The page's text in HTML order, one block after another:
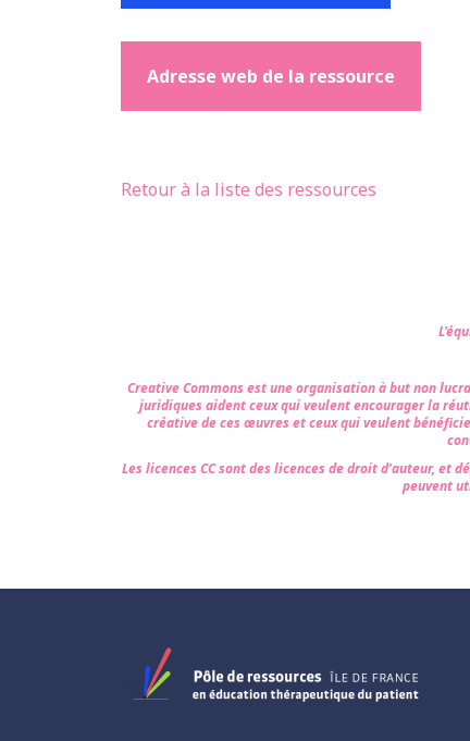
Adresse web de la ressource
Retour à la liste des ressources
Creative Commons est une organisation à but non
juridiques aident ceux qui veulent encourager la
créative de ces œuvres et ceux qui veulent
Les licences CC sont des licences de droit d’auteur, et
peuvent